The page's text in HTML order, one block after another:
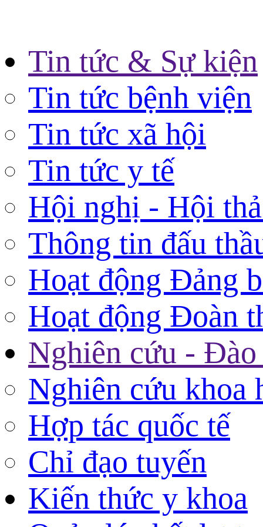
Tin tức & Sự kiện
Tin tức bệnh viện
Tin tức xã hội
Tin tức y tế
Hội nghị - Hội
Thông tin đấu
Hoạt động Đảng
Hoạt động Đoàn
Nghiên cứu - Đào
Nghiên cứu khoa
Hợp tác quốc tế
Chỉ đạo tuyến
Kiến thức y khoa